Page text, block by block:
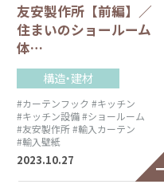
友安製作所【前編】／
住まいのショールーム
体…
構造・建材
#カーテンフック #キッチン
#キッチン設備#ショールーム
#友安製作所#輸入カーテン
#輸入壁紙
2023.10.27